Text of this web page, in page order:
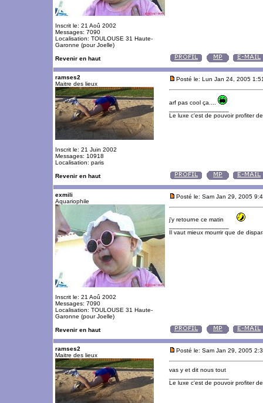
Inscrit le: 21 Aoû 2002
Messages: 7090
Localisation: TOULOUSE 31 Haute-
Garonne (pour Joelle)
Revenir en haut
ramses2
Maitre des lieux
Inscrit le: 21 Juin 2002
Messages: 10918
Localisation: paris
Posté le: Lun Jan 24, 2005
arf pas cool ça....
Le luxe c'est de pouvoir profiter
Revenir en haut
exmili
Aquariophile
Inscrit le: 21 Aoû 2002
Messages: 7090
Localisation: TOULOUSE 31 Haute-
Garonne (pour Joelle)
Posté le: Sam Jan 29, 2005
j'y retourne ce matin
Il vaut mieux mourrir que de
Revenir en haut
ramses2
Maitre des lieux
Posté le: Sam Jan 29, 2005
vas y et dit nous tout
Le luxe c'est de pouvoir profiter